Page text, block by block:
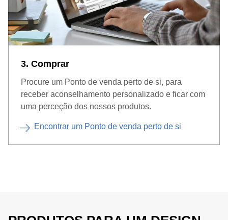
3. Comprar
Procure um Ponto de venda perto de si, para
receber aconselhamento personalizado e ficar com
uma perceção dos nossos produtos.
Encontrar um Ponto de venda perto de si